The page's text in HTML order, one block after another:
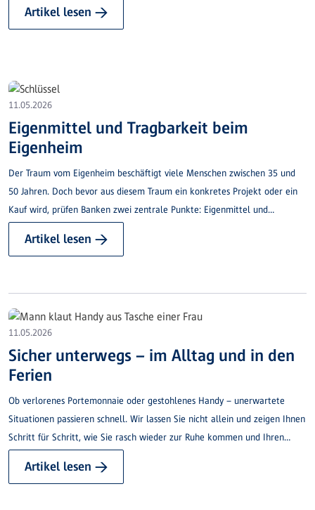
Artikel lesen →
11.05.2026
Eigenmittel und Tragbarkeit beim
Eigenheim
Der Traum vom Eigenheim beschäftigt viele Menschen zwischen 35 und
50 Jahren. Doch bevor aus diesem Traum ein konkretes Projekt oder ein
Kauf wird, prüfen Banken zwei zentrale Punkte: Eigenmittel und
ankommt – und weshalb sich frühzeitiges Sparen auszahlt.
Artikel lesen →
11.05.2026
Sicher unterwegs – im Alltag und in den
Ferien
Ob verlorenes Portemonnaie oder gestohlenes Handy – unerwartete
Situationen passieren schnell. Wir lassen Sie nicht allein und zeigen Ihnen
Schritt für Schritt, wie Sie rasch wieder zur Ruhe kommen und Ihren
Artikel lesen →